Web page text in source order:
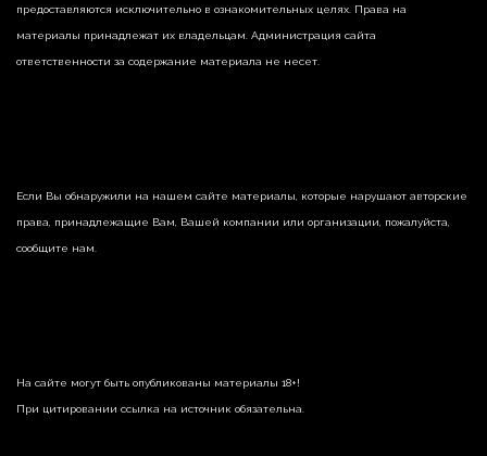
предоставляются исключительно в ознакомительных целях. Права на
материалы принадлежат их владельцам. Администрация сайта
ответственности за содержание материала не несет.
Если Вы обнаружили на нашем сайте материалы, которые нарушают авторские
права, принадлежащие Вам, Вашей компании или организации, пожалуйста,
сообщите нам.
На сайте могут быть опубликованы материалы 18+!
При цитировании ссылка на источник обязательна.